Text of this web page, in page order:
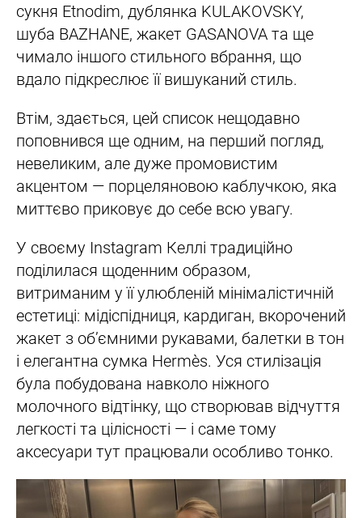
сукня Etnodim, дублянка KULAKOVSKY,
шуба BAZHANE, жакет GASANOVA та ще
чимало іншого стильного вбрання, що
вдало підкреслює її вишуканий стиль.
Втім, здається, цей список нещодавно
поповнився ще одним, на перший погляд,
невеликим, але дуже промовистим
акцентом — порцеляновою каблучкою, яка
миттєво приковує до себе всю увагу.
У своєму Instagram Келлі традиційно
поділилася щоденним образом,
витриманим у її улюбленій мінімалістичній
естетиці: мідіспідниця, кардиган, вкорочений
жакет з об’ємними рукавами, балетки в тон
і елегантна сумка Hermès. Уся стилізація
була побудована навколо ніжного
молочного відтінку, що створював відчуття
легкості та цілісності — і саме тому
аксесуари тут працювали особливо тонко.